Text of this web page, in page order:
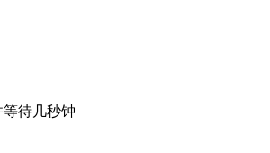
待几秒钟